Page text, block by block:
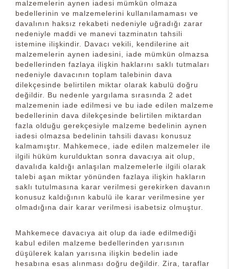
malzemelerin aynen iadesi mümkün olmaza
bedellerinin ve malzemelerini kullanılamaması ve
davalının haksız rekabeti nedeniyle uğradığı zarar
nedeniyle maddi ve manevi tazminatın tahsili
istemine ilişkindir. Davacı vekili, kendilerine ait
malzemelerin aynen iadesini, iade mümkün olmazsa
bedellerinden fazlaya ilişkin haklarını saklı tutmaları
nedeniyle davacının toplam talebinin dava
dilekçesinde belirtilen miktar olarak kabulü doğru
değildir. Bu nedenle yargılama sırasında 2 adet
malzemenin iade edilmesi ve bu iade edilen malzeme
bedellerinin dava dilekçesinde belirtilen miktardan
fazla olduğu gerekçesiyle malzeme bedelinin aynen
iadesi olmazsa bedelinin tahsili davası konusuz
kalmamıştır. Mahkemece, iade edilen malzemeler ile
ilgili hüküm kurulduktan sonra davacıya ait olup,
davalıda kaldığı anlaşılan malzemelerle ilgili olarak
talebi aşan miktar yönünden fazlaya ilişkin hakların
saklı tutulmasına karar verilmesi gerekirken davanın
konusuz kaldığının kabulü ile karar verilmesine yer
olmadığına dair karar verilmesi isabetsiz olmuştur.
Mahkemece davacıya ait olup da iade edilmediği
kabul edilen malzeme bedellerinden yarısının
düşülerek kalan yarısına ilişkin bedelin iade
hesabına esas alınması doğru değildir. Zira, taraflar